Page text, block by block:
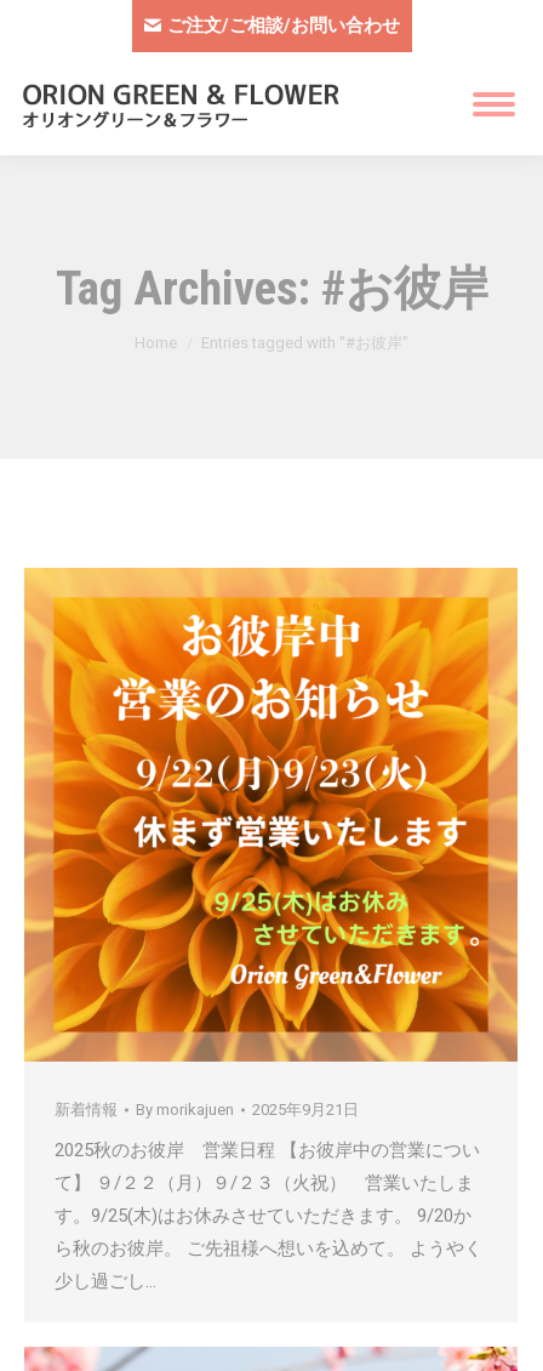
ご注文/ご相談/お問い合わせ
Tag Archives: #お彼岸
You are here:
Home Entries tagged with "#お彼岸"
新着情報 By morikajuen 2025年9月21日
2025秋のお彼岸 営業日程 【お彼岸中の営業につい
て】 ９/２２（月）９/２３（火祝） 営業いたしま
す。9/25(木)はお休みさせていただきます。 9/20か
ら秋のお彼岸。 ご先祖様へ想いを込めて。 ようやく
少し過ごし…